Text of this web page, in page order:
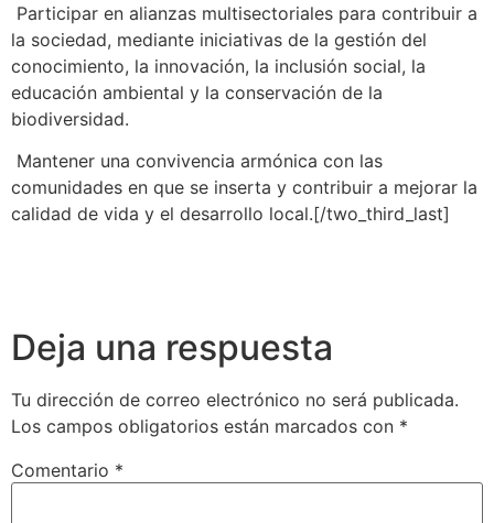
Participar en alianzas multisectoriales para contribuir a
la sociedad, mediante iniciativas de la gestión del
conocimiento, la innovación, la inclusión social, la
educación ambiental y la conservación de la
biodiversidad.
Mantener una convivencia armónica con las
comunidades en que se inserta y contribuir a mejorar la
calidad de vida y el desarrollo local.[/two_third_last]
Deja una respuesta
Tu dirección de correo electrónico no será publicada.
Los campos obligatorios están marcados con *
Comentario *